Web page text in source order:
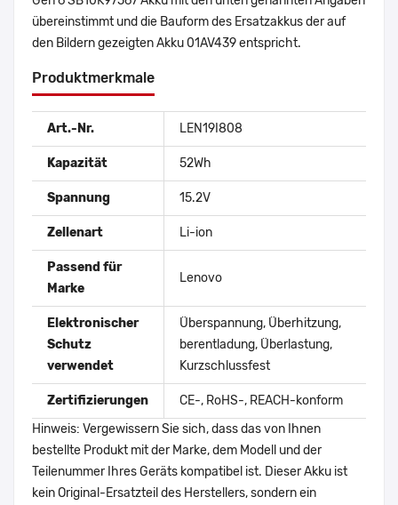
übereinstimmt und die Bauform des Ersatzakkus der auf
den Bildern gezeigten Akku 01AV439 entspricht.
Produktmerkmale
Art.-Nr. LEN19I808
Kapazität 52Wh
Spannung 15.2V
Zellenart Li-ion
Passend für
Marke
Lenovo
Elektronischer
Schutz
verwendet
Überspannung, Überhitzung,
berentladung, Überlastung,
Kurzschlussfest
Zertifizierungen
CE-, RoHS-, REACH-konform
Hinweis: Vergewissern Sie sich, dass das von Ihnen
bestellte Produkt mit der Marke, dem Modell und der
Teilenummer Ihres Geräts kompatibel ist. Dieser Akku ist
kein Original-Ersatzteil des Herstellers, sondern ein